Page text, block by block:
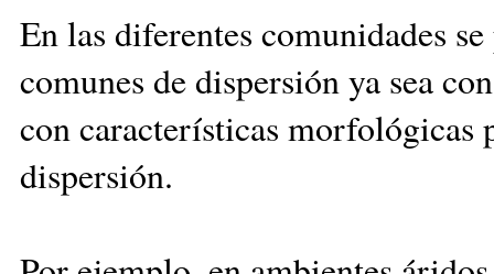
En las diferentes comunidades
comunes de dispersión ya sea
con características morfológicas
dispersión.